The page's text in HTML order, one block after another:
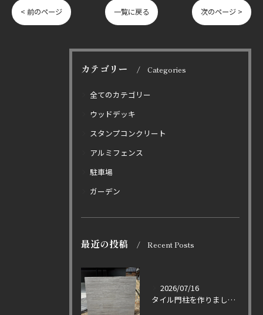
< 前のページ 一覧に戻る 次のページ >
カテゴリー Categories
全てのカテゴリー
ウッドデッキ
スタンプコンクリート
アルミフェンス
駐車場
ガーデン
最近の投稿 Recent Posts
2026/07/16
タイル門柱を作りました〜！